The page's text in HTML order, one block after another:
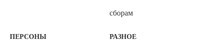
сборам
ПЕРСОНЫ РАЗНОЕ